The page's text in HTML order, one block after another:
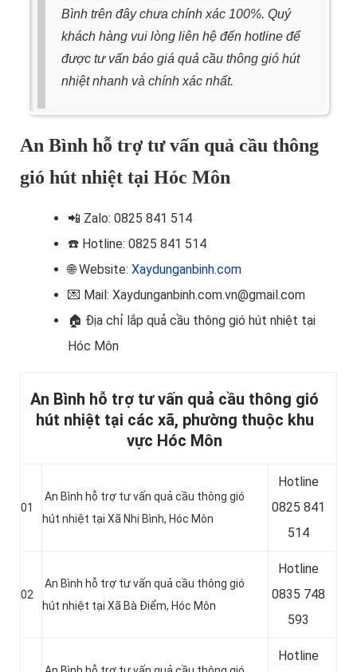
Bình trên đây chưa chính xác 100%. Quý
khách hàng vui lòng liên hệ đến hotline để
được tư vấn báo giá quả cầu thông gió hút
nhiệt nhanh và chính xác nhất.
An Bình hỗ trợ tư vấn quả cầu thông
gió hút nhiệt tại Hóc Môn
📲 Zalo: 0825 841 514
☎️ Hotline: 0825 841 514
🌐 Website: Xaydunganbinh.com
💌 Mail: Xaydunganbinh.com.vn@gmail.com
🏠 Địa chỉ lắp quả cầu thông gió hút nhiệt tại
Hóc Môn
An Bình hỗ trợ tư vấn quả cầu thông gió
hút nhiệt tại các xã, phường thuộc khu
vực Hóc Môn
01
An Bình hỗ trợ tư vấn quả cầu thông gió
hút nhiệt tại Xã Nhị Bình, Hóc Môn
Hotline
0825 841
514
02
An Bình hỗ trợ tư vấn quả cầu thông gió
hút nhiệt tại Xã Bà Điểm, Hóc Môn
Hotline
0835 748
593
Hotline